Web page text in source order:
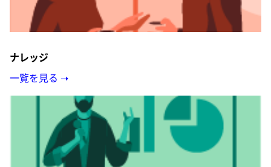
ナレッジ
一覧を見る ➝